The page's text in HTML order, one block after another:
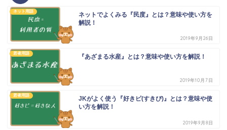
ネット用語
ネットでよくみる『民度』とは？意味や使い方を
解説！
2019年9月26日
若者用語 『あざまる水産』とは？意味や使い方を解説！
2019年10月7日
若者用語
JKがよく使う『好きピ(すきぴ)』とは？意味や使
い方を解説！
2019年9月8日